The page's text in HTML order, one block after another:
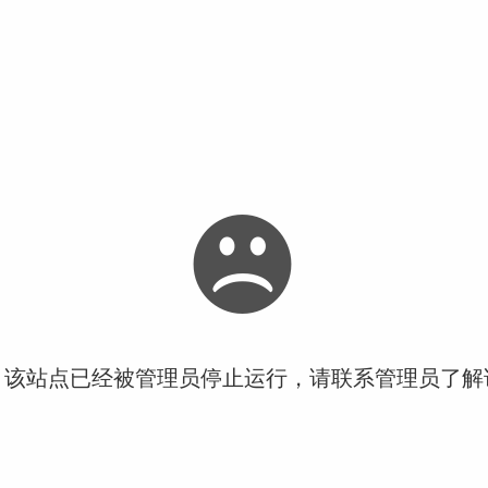
站点已经被管理员停止运行，请联系管理员了